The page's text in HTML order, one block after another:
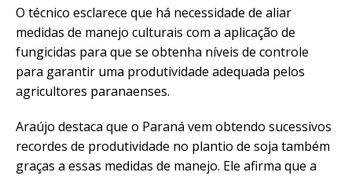
O técnico esclarece que há necessidade de aliar
medidas de manejo culturais com a aplicação de
fungicidas para que se obtenha níveis de controle
para garantir uma produtividade adequada pelos
agricultores paranaenses.
Araújo destaca que o Paraná vem obtendo sucessivos
recordes de produtividade no plantio de soja também
graças a essas medidas de manejo. Ele afirma que a